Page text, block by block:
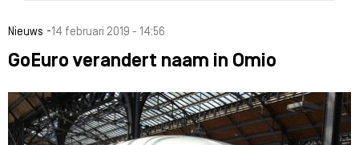
Nieuws -14 februari 2019 - 14:56
GoEuro verandert naam in Omio